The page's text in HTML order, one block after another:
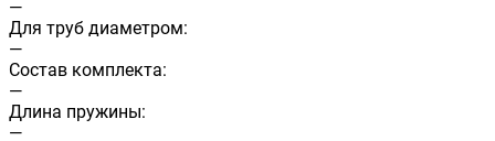
—
Для труб диаметром:
—
Состав комплекта:
—
Длина пружины:
—